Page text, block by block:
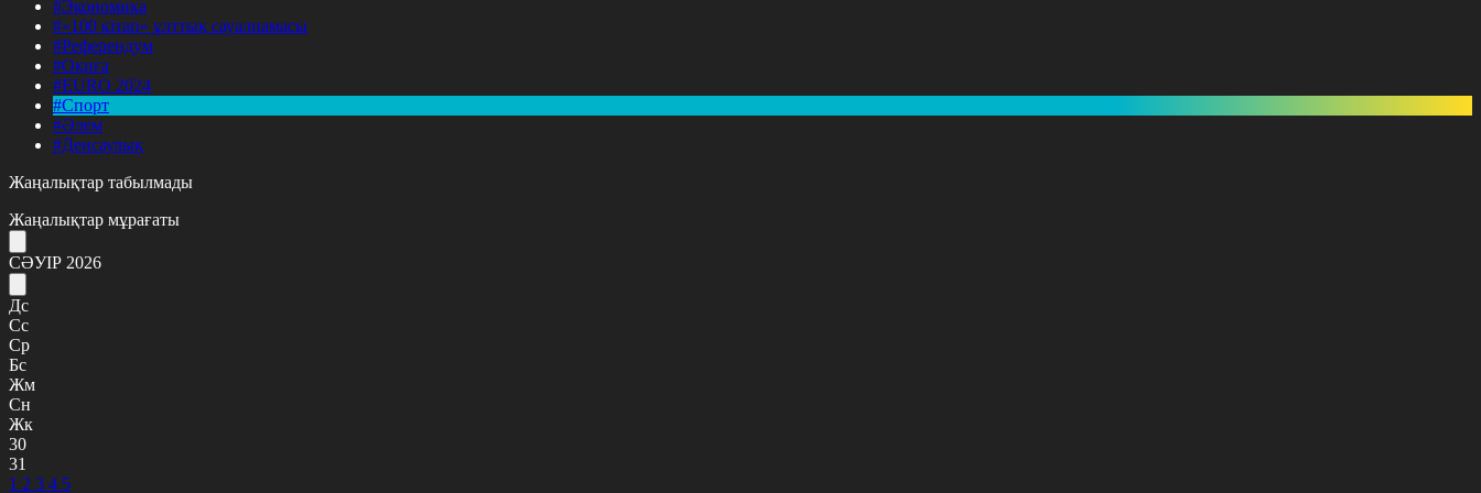
#Экономика
#«100 кітап» ұлттық сауалнамасы
#Референдум
#Оқиға
#EURO 2024
#Спорт
#Әлем
#Денсаулық
Жаңалықтар табылмады
Жаңалықтар мұрағаты
СӘУІР 2026
Дс
Сс
Ср
Бс
Жм
Сн
Жк
30
31
1 2 3 4 5